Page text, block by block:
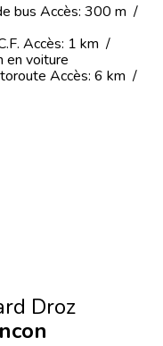
bus Accès: 300 m /
Accès: 1 km /
voiture
Accès: 6 km /
Droz